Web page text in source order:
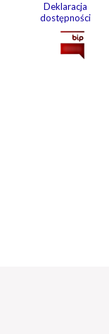
Deklaracja
dostępności